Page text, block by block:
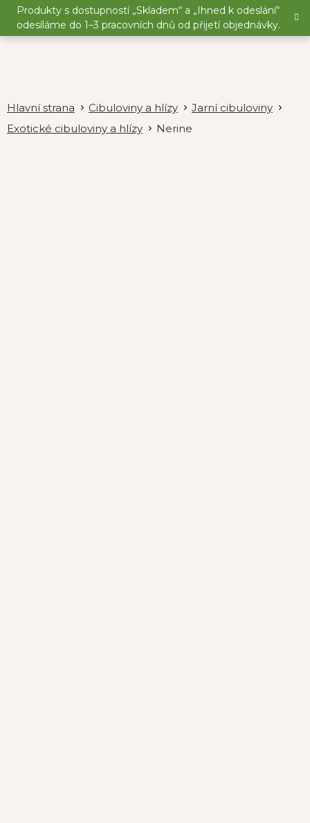
Přejít
obsah
Produkty s dostupností „Skladem“ a „Ihned k odeslání“
odesíláme do 1–3 pracovních dnů od přijetí objednávky.
Cibuloviny a hlízy
Jarní cibuloviny
Exotické cibuloviny a hlízy
Nerine